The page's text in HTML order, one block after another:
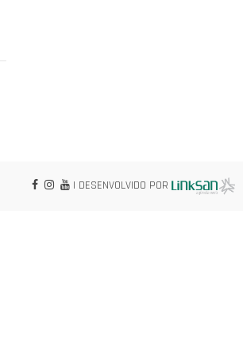
| DESENVOLVIDO POR